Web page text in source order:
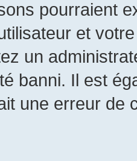
pourraient
et
un
banni. Il est
une erreur de